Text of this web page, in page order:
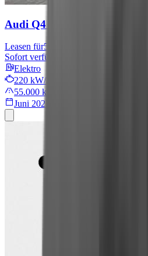
Audi Q4 e-tron
Leasen für567 € mtl.
Sofort verfügbar
Elektro
220 kW/299 PS
55.000 km
Juni 2022